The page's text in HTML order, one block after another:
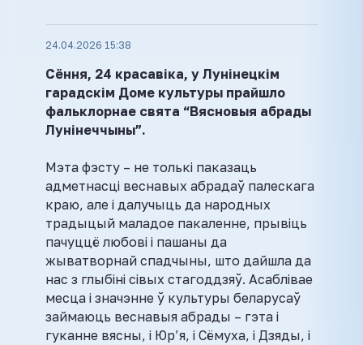
24.04.2026 15:38
Сёння, 24 красавіка, у Лунінецкім
гарадскім Доме культуры прайшло
фальклорнае свята “Вясновыя абрады
Лунінеччыны”.
Мэта фэсту – не толькі паказаць
адметнасці веснавых абрадаў палескага
краю, але і далучыць да народных
традыцый маладое пакаленне, прывіць
пачуццё любові і пашаны да
жыватворнай спадчыны, што дайшла да
нас з глыбіні сівых стагоддзяў. Асаблівае
месца і значэнне ў культуры беларусаў
займаюць веснавыя абрады – гэта і
гуканне вясны, і Юр’я, і Сёмуха, і Дзяды, і